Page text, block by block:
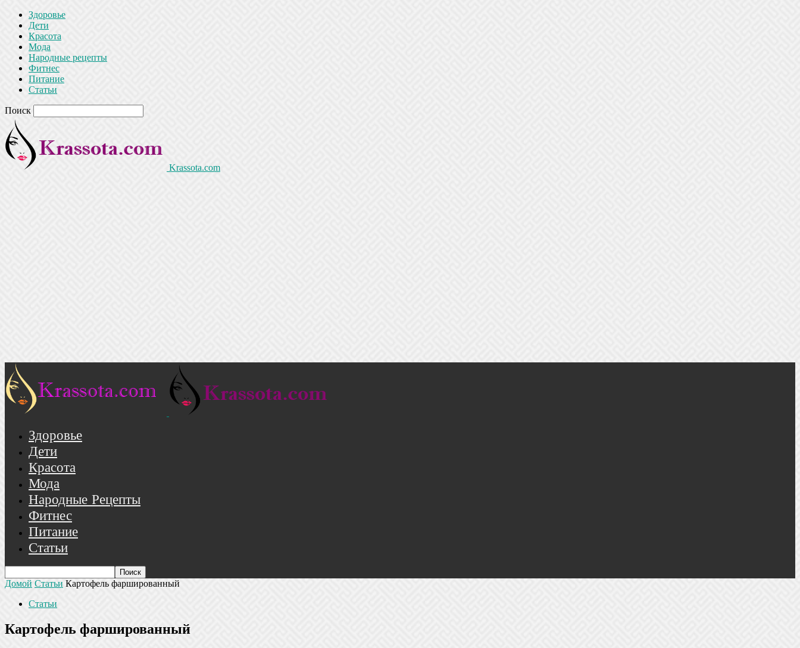
Здоровье
Дети
Красота
Мода
Народные рецепты
Фитнес
Питание
Статьи
Поиск
Krassota.com
Здоровье
Дети
Красота
Мода
Народные Рецепты
Фитнес
Питание
Статьи
Домой Статьи Картофель фаршированный
Статьи
Картофель фаршированный